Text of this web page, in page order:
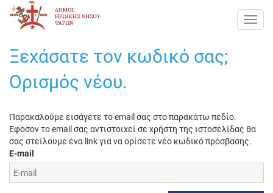
Ξεχάσατε τον κωδικό σας;
Ορισμός νέου.
Παρακαλούμε εισάγετε το email σας στο παρακάτω πεδίο.
Εφόσον το email σας αντιστοιχεί σε χρήστη της ιστοσελίδας θα
σας στείλουμε ένα link για να ορίσετε νέο κωδικό πρόσβασης.
Ε-mail